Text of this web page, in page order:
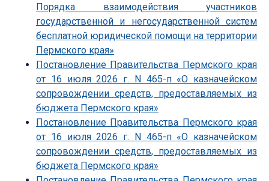
Порядка взаимодействия участников
государственной и негосударственной систем
бесплатной юридической помощи на территории
Пермского края»
Постановление Правительства Пермского края
от 16 июля 2026 г. N 465-п «О казначейском
сопровождении средств, предоставляемых из
бюджета Пермского края»
Постановление Правительства Пермского края
от 16 июля 2026 г. N 465-п «О казначейском
сопровождении средств, предоставляемых из
бюджета Пермского края»